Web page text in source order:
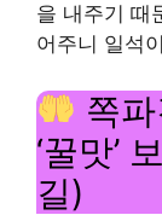
을 내주기 때
어주니 일석
쪽
‘꿀맛’
길)